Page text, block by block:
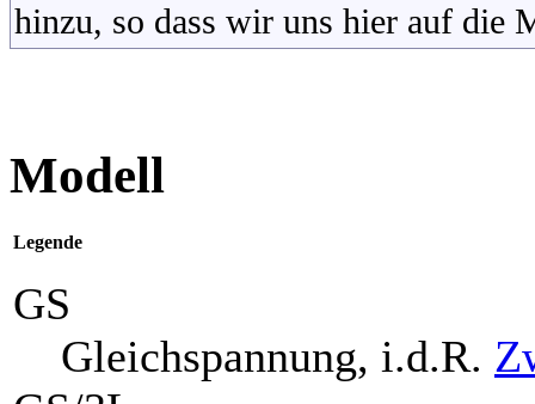
hinzu, so dass wir uns hier auf die
Modell
Legende
GS
Gleichspannung, i.d.R.